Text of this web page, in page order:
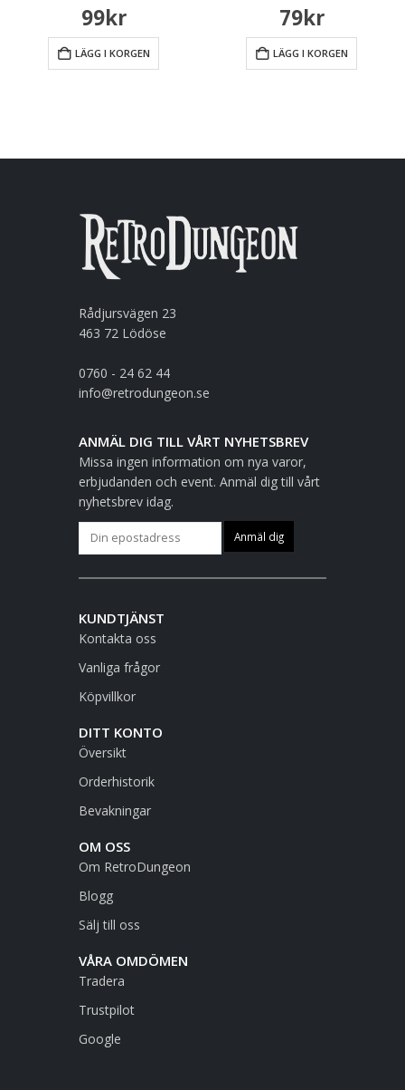
99kr
LÄGG I KORGEN
79kr
LÄGG I KORGEN
Rådjursvägen 23
463 72 Lödöse
0760 - 24 62 44
info@retrodungeon.se
ANMÄL DIG TILL VÅRT NYHETSBREV
Missa ingen information om nya varor,
erbjudanden och event. Anmäl dig till vårt
nyhetsbrev idag.
KUNDTJÄNST
Kontakta oss
Vanliga frågor
Köpvillkor
DITT KONTO
Översikt
Orderhistorik
Bevakningar
OM OSS
Om RetroDungeon
Blogg
Sälj till oss
VÅRA OMDÖMEN
Tradera
Trustpilot
Google